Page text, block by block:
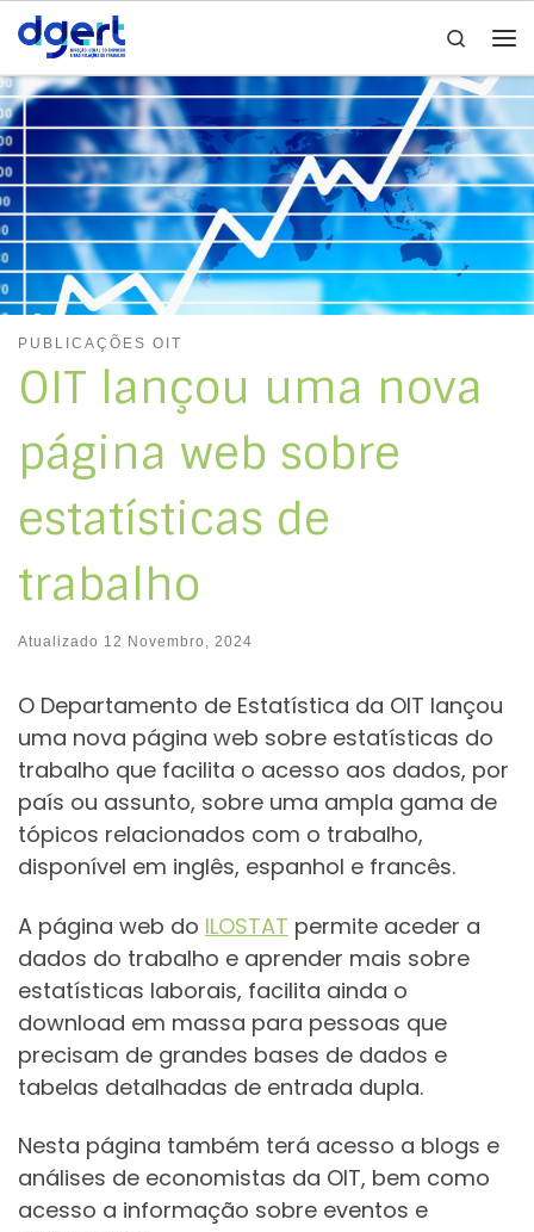
Skip to content
Search
PUBLICAÇÕES OIT
OIT lançou uma nova
página web sobre
estatísticas de
trabalho
Atualizado 12 Novembro, 2024
O Departamento de Estatística da OIT lançou
uma nova página web sobre estatísticas do
trabalho que facilita o acesso aos dados, por
país ou assunto, sobre uma ampla gama de
tópicos relacionados com o trabalho,
disponível em inglês, espanhol e francês.
A página web do ILOSTAT permite aceder a
dados do trabalho e aprender mais sobre
estatísticas laborais, facilita ainda o
download em massa para pessoas que
precisam de grandes bases de dados e
tabelas detalhadas de entrada dupla.
Nesta página também terá acesso a blogs e
análises de economistas da OIT, bem como
acesso a informação sobre eventos e